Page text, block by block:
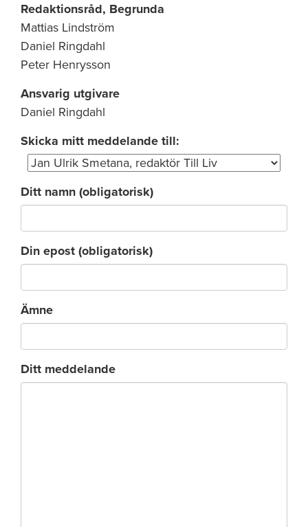
Redaktionsråd, Begrunda
Mattias Lindström
Daniel Ringdahl
Peter Henrysson
Ansvarig utgivare
Daniel Ringdahl
Skicka mitt meddelande till:
Ditt namn (obligatorisk)
Din epost (obligatorisk)
Ämne
Ditt meddelande